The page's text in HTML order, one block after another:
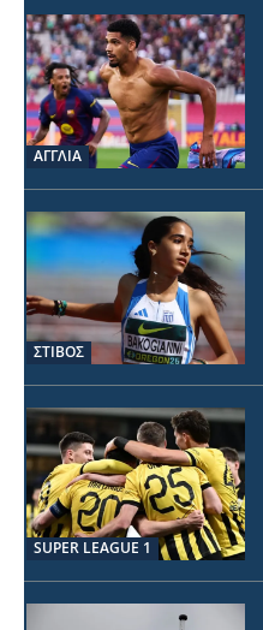
ΑΓΓΛΙΑ
ΣΤΙΒΟΣ
SUPER LEAGUE 1